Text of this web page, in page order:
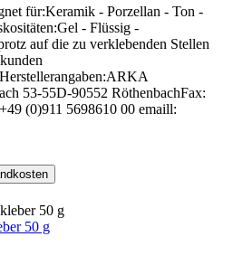
für:Keramik - Porzellan - Ton -
- Flüssig -
auf die zu verklebenden Stellen
53-55D-90552 RöthenbachFax:
(0)911 5698610 00 emaill:
50 g